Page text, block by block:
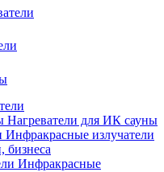
Нагреватели для ИК сауны
Инфракрасные излучатели
бизнеса
Инфракрасные